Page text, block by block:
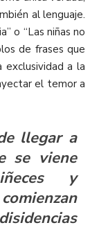
al lenguaje.
o “Las niñas no
de frases que
exclusividad a la
el temor a
llegar a
se viene
y